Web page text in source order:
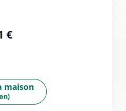
€
maison